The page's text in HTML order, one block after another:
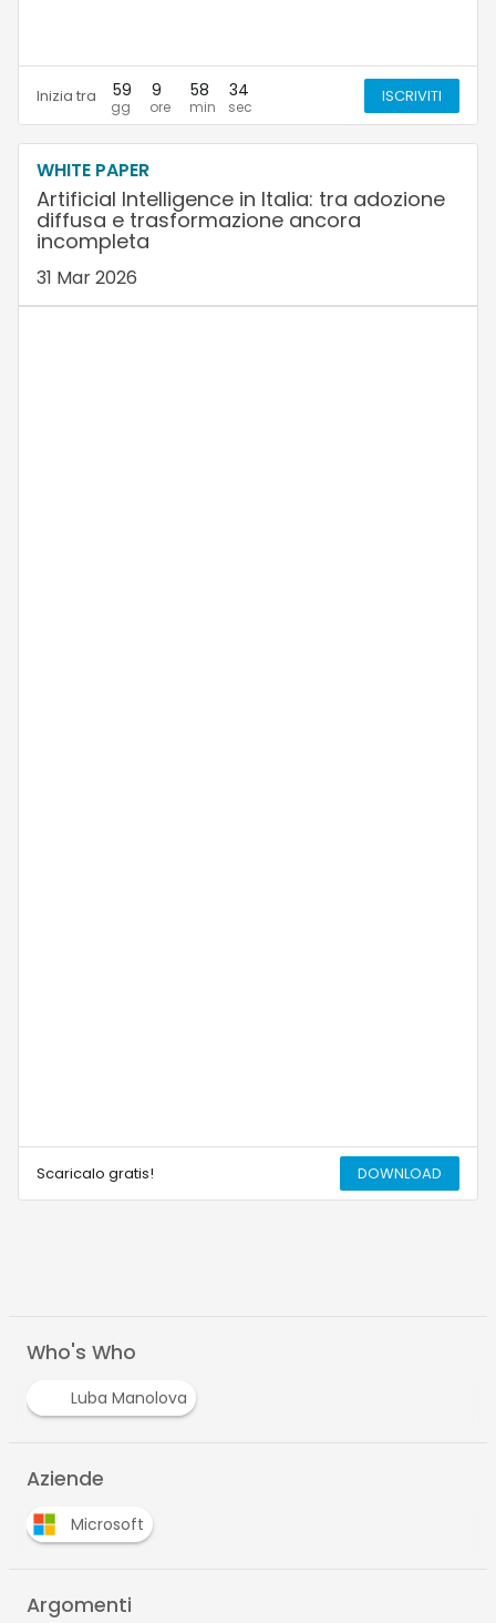
Inizia tra 59 9 58 33 ISCRIVITI
WHITE PAPER
Artificial Intelligence in Italia: tra adozione
diffusa e trasformazione ancora
incompleta
31 Mar 2026
Scaricalo gratis! DOWNLOAD
Who's Who
Luba Manolova
Aziende
Microsoft
Argomenti